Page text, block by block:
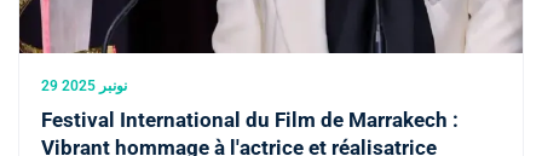
29 نونبر 2025
Festival International du Film de Marrakech :
Vibrant hommage à l'actrice et réalisatrice